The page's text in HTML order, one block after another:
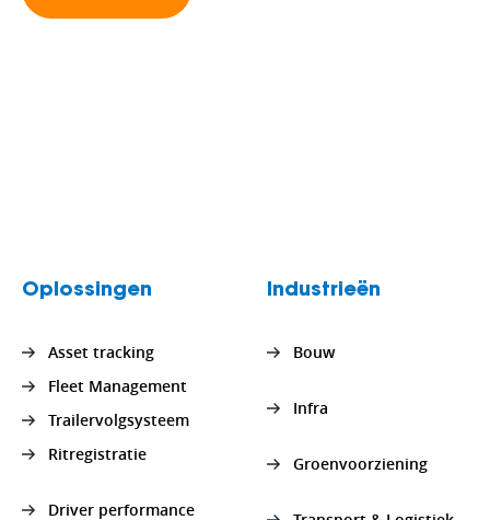
Oplossingen
Asset tracking
Fleet Management
Trailervolgsysteem
Ritregistratie
Driver performance
Industrieën
Bouw
Infra
Groenvoorziening